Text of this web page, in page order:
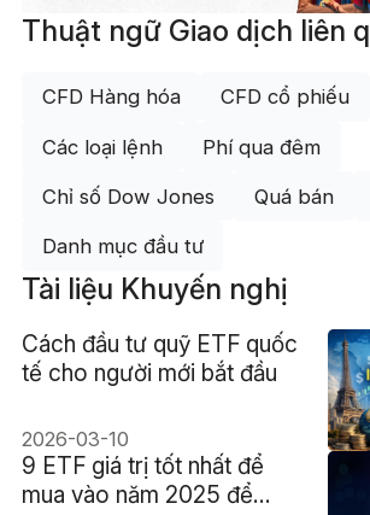
Thuật ngữ Giao dịch liên
CFD Hàng hóa CFD cổ phiếu
Các loại lệnh Phí qua đêm
Chỉ số Dow Jones Quá bán
Danh mục đầu tư
Tài liệu Khuyến nghị
Cách đầu tư quỹ ETF quốc
tế cho người mới bắt đầu
2026-03-10
9 ETF giá trị tốt nhất để
mua vào năm 2025 để